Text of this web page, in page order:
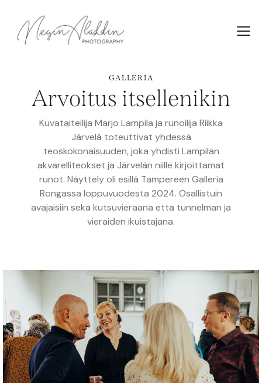
GALLERIA
Arvoitus itsellenikin
Kuvataiteilija Marjo Lampila ja runoilija Riikka
Järvelä toteuttivat yhdessä
teoskokonaisuuden, joka yhdisti Lampilan
akvarelliteokset ja Järvelän niille kirjoittamat
runot. Näyttely oli esillä Tampereen Galleria
Rongassa loppuvuodesta 2024. Osallistuin
avajaisiin sekä kutsuvieraana että tunnelman ja
vieraiden ikuistajana.